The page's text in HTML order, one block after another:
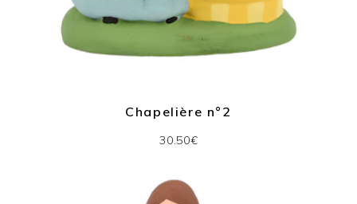
Chapelière n°2
30.50€